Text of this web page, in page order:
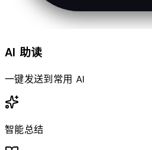
AI 助读
一键发送到常用 AI
智能总结